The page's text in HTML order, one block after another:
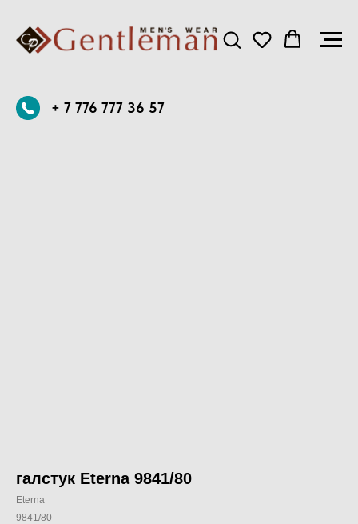
+ 7 776 777 36 57
галстук Eterna 9841/80
Eterna
9841/80